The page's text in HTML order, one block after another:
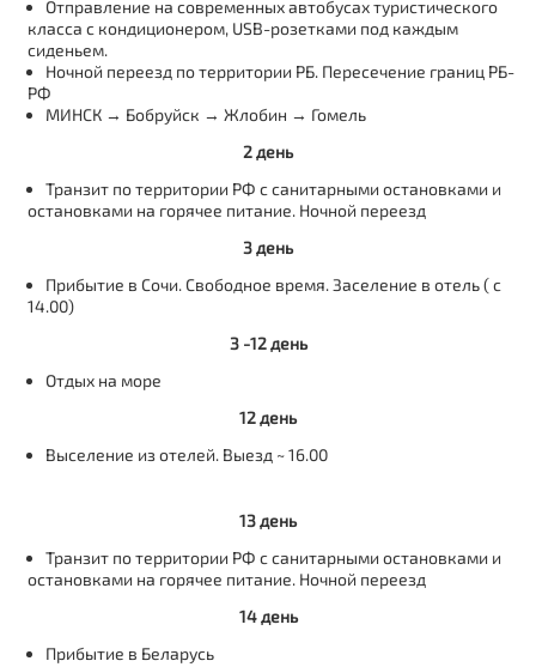
Отправление на современных автобусах туристического
класса с кондиционером, USB-розетками под каждым
сиденьем.
Ночной переезд по территории РБ. Пересечение границ РБ-
РФ
МИНСК → Бобруйск → Жлобин → Гомель
2 день
Транзит по территории РФ с санитарными остановками и
остановками на горячее питание. Ночной переезд
3 день
Прибытие в Сочи. Свободное время. Заселение в отель ( с
14.00)
3 -12 день
Отдых на море
12 день
Выселение из отелей. Выезд ~ 16.00
13 день
Транзит по территории РФ с санитарными остановками и
остановками на горячее питание. Ночной переезд
14 день
Прибытие в Беларусь